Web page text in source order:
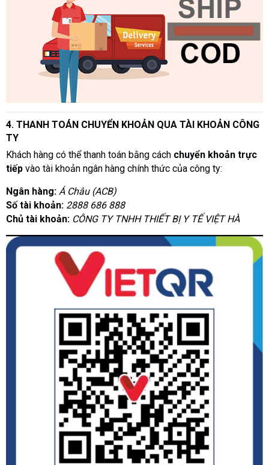
4. THANH TOÁN CHUYỂN KHOẢN QUA TÀI KHOẢN CÔNG
TY
Khách hàng có thể thanh toán bằng cách chuyển khoản trực
tiếp vào tài khoản ngân hàng chính thức của công ty:
Ngân hàng: Á Châu (ACB)
Số tài khoản: 2888 686 888
Chủ tài khoản: CÔNG TY TNHH THIẾT BỊ Y TẾ VIỆT HÀ